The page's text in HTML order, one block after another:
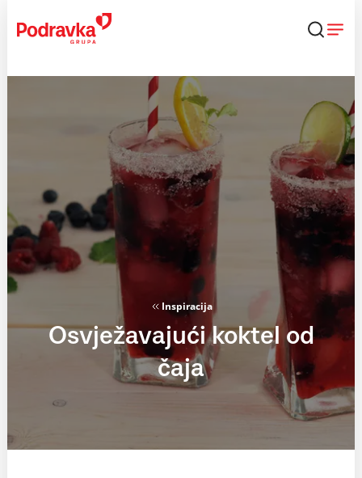
content
Inspiracija
Osvježavajući koktel od
čaja